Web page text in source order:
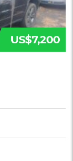
US$7,200